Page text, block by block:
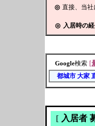
◎ 直接、当
◎ 入居時の
Google検索 [
都城市 大家
[ 入居者